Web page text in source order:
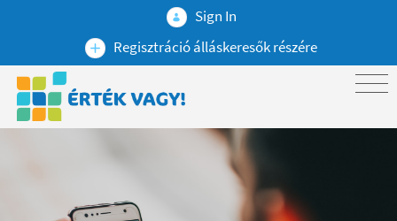
Sign In
Regisztráció álláskeresők részére